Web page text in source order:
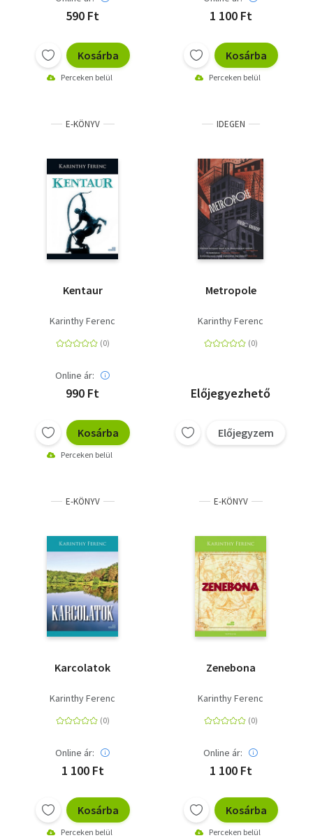
590 Ft
Kosárba
Perceken belül
1 100 Ft
Kosárba
Perceken belül
E-KÖNYV
Kentaur
Karinthy Ferenc
Online ár:
990 Ft
Kosárba
Perceken belül
IDEGEN
Metropole
Karinthy Ferenc
Előjegyezhető
Előjegyzem
E-KÖNYV
Karcolatok
Karinthy Ferenc
Online ár:
1 100 Ft
Kosárba
Perceken belül
E-KÖNYV
Zenebona
Karinthy Ferenc
Online ár:
1 100 Ft
Kosárba
Perceken belül